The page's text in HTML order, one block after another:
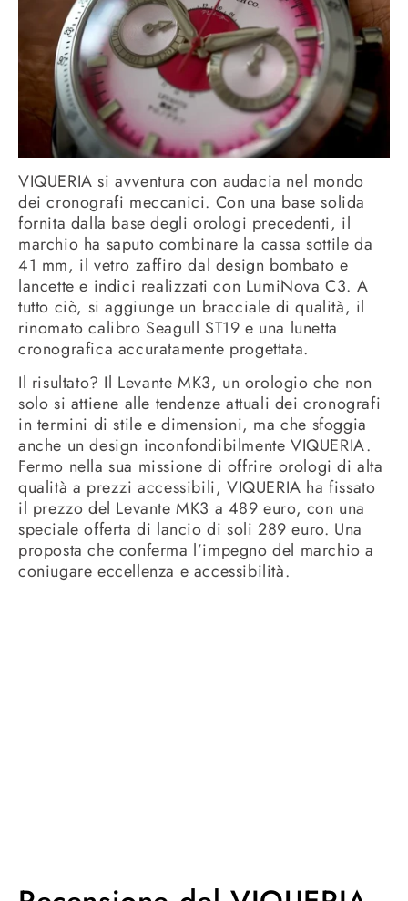
VIQUERIA si avventura con audacia nel mondo
dei cronografi meccanici. Con una base solida
fornita dalla base degli orologi precedenti, il
marchio ha saputo combinare la cassa sottile da
41 mm, il vetro zaffiro dal design bombato e
lancette e indici realizzati con LumiNova C3. A
tutto ciò, si aggiunge un bracciale di qualità, il
rinomato calibro Seagull ST19 e una lunetta
cronografica accuratamente progettata.
Il risultato? Il Levante MK3, un orologio che non
solo si attiene alle tendenze attuali dei cronografi
in termini di stile e dimensioni, ma che sfoggia
anche un design inconfondibilmente VIQUERIA.
Fermo nella sua missione di offrire orologi di alta
qualità a prezzi accessibili, VIQUERIA ha fissato
il prezzo del Levante MK3 a 489 euro, con una
speciale offerta di lancio di soli 289 euro. Una
proposta che conferma l’impegno del marchio a
coniugare eccellenza e accessibilità.